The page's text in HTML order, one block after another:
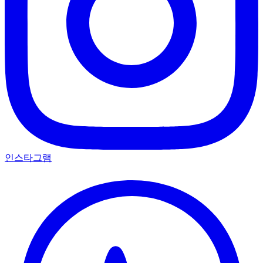
인스타그램